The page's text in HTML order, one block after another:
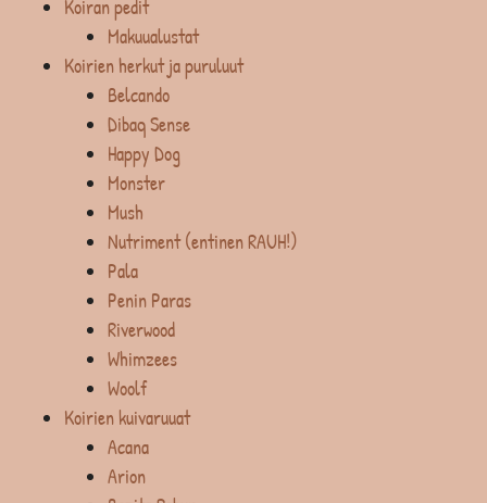
Koiran pedit
Makuualustat
Koirien herkut ja puruluut
Belcando
Dibaq Sense
Happy Dog
Monster
Mush
Nutriment (entinen RAUH!)
Pala
Penin Paras
Riverwood
Whimzees
Woolf
Koirien kuivaruuat
Acana
Arion